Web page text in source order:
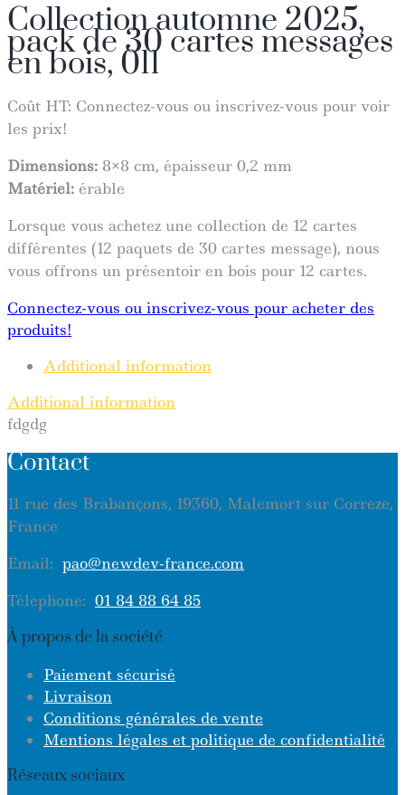
Collection automne 2025,
pack de 30 cartes messages
en bois, 011
Coût HT: Connectez-vous ou inscrivez-vous pour voir
les prix!
Dimensions: 8×8 cm, épaisseur 0,2 mm
Matériel: érable
Lorsque vous achetez une collection de 12 cartes
différentes (12 paquets de 30 cartes message), nous
vous offrons un présentoir en bois pour 12 cartes.
Connectez-vous ou inscrivez-vous pour acheter des
produits!
Additional information
Additional information
fdgdg
Contact
11 rue des Brabançons, 19360, Malemort sur Correze,
France
Email: pao@newdev-france.com
Télephone: 01 84 88 64 85
À propos de la société
Paiement sécurisé
Livraison
Conditions générales de vente
Mentions légales et politique de confidentialité
Réseaux sociaux